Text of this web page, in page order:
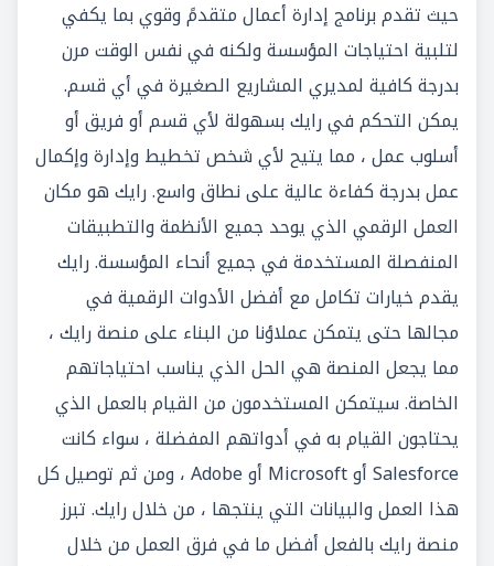
حيث تقدم برنامج إدارة أعمال متقدمً وقوي بما يكفي
لتلبية احتياجات المؤسسة ولكنه في نفس الوقت مرن
بدرجة كافية لمديري المشاريع الصغيرة في أي قسم.
يمكن التحكم في رايك بسهولة لأي قسم أو فريق أو
أسلوب عمل ، مما يتيح لأي شخص تخطيط وإدارة وإكمال
عمل بدرجة كفاءة عالية على نطاق واسع. رايك هو مكان
العمل الرقمي الذي يوحد جميع الأنظمة والتطبيقات
المنفصلة المستخدمة في جميع أنحاء المؤسسة. رايك
يقدم خيارات تكامل مع أفضل الأدوات الرقمية في
مجالها حتى يتمكن عملاؤنا من البناء على منصة رايك ،
مما يجعل المنصة هي الحل الذي يناسب احتياجاتهم
الخاصة. سيتمكن المستخدمون من القيام بالعمل الذي
يحتاجون القيام به في أدواتهم المفضلة ، سواء كانت
Salesforce أو Microsoft أو Adobe ، ومن ثم توصيل كل
هذا العمل والبيانات التي ينتجها ، من خلال رايك. تبرز
منصة رايك بالفعل أفضل ما في فرق العمل من خلال